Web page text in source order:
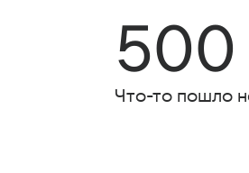
500
Что-то пошло